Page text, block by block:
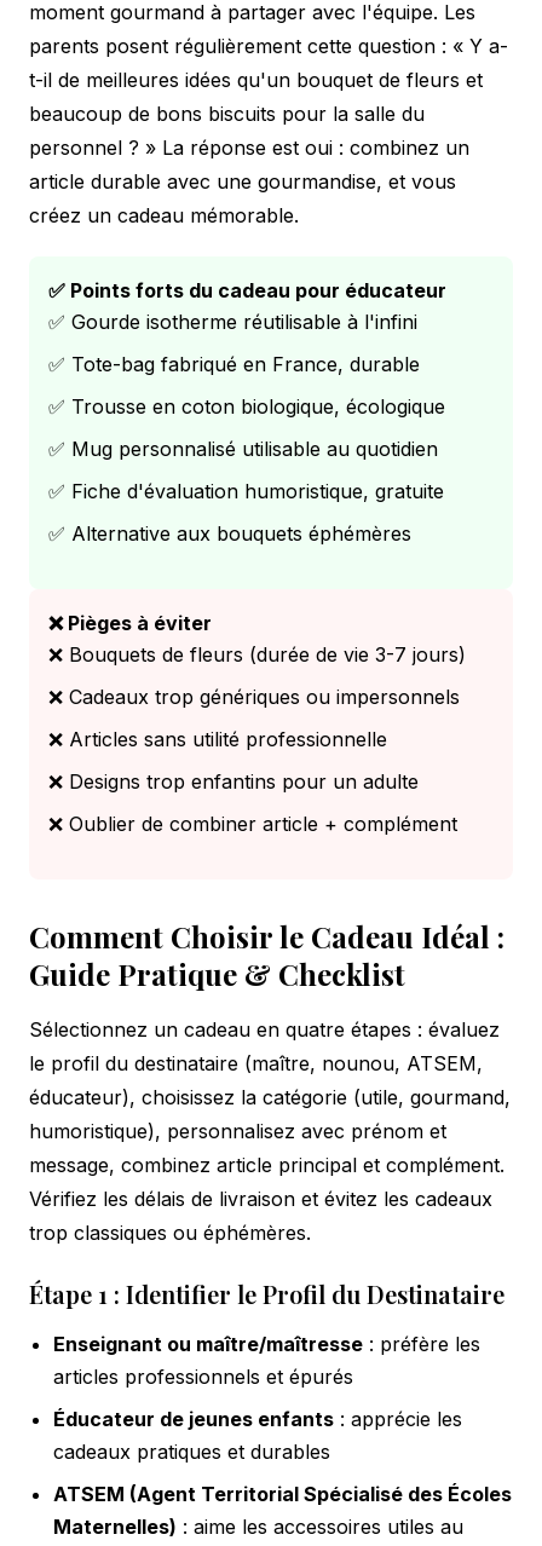
moment gourmand à partager avec l'équipe. Les
parents posent régulièrement cette question : « Y a-
t-il de meilleures idées qu'un bouquet de fleurs et
beaucoup de bons biscuits pour la salle du
personnel ? » La réponse est oui : combinez un
article durable avec une gourmandise, et vous
créez un cadeau mémorable.
✅ Points forts du cadeau pour éducateur
✅ Gourde isotherme réutilisable à l'infini
✅ Tote-bag fabriqué en France, durable
✅ Trousse en coton biologique, écologique
✅ Mug personnalisé utilisable au quotidien
✅ Fiche d'évaluation humoristique, gratuite
✅ Alternative aux bouquets éphémères
❌ Pièges à éviter
❌ Bouquets de fleurs (durée de vie 3-7 jours)
❌ Cadeaux trop génériques ou impersonnels
❌ Articles sans utilité professionnelle
❌ Designs trop enfantins pour un adulte
❌ Oublier de combiner article + complément
Comment Choisir le Cadeau Idéal :
Guide Pratique & Checklist
Sélectionnez un cadeau en quatre étapes : évaluez
le profil du destinataire (maître, nounou, ATSEM,
éducateur), choisissez la catégorie (utile, gourmand,
humoristique), personnalisez avec prénom et
message, combinez article principal et complément.
Vérifiez les délais de livraison et évitez les cadeaux
trop classiques ou éphémères.
Étape 1 : Identifier le Profil du Destinataire
Enseignant ou maître/maîtresse : préfère les
articles professionnels et épurés
Éducateur de jeunes enfants : apprécie les
cadeaux pratiques et durables
ATSEM (Agent Territorial Spécialisé des Écoles
Maternelles) : aime les accessoires utiles au